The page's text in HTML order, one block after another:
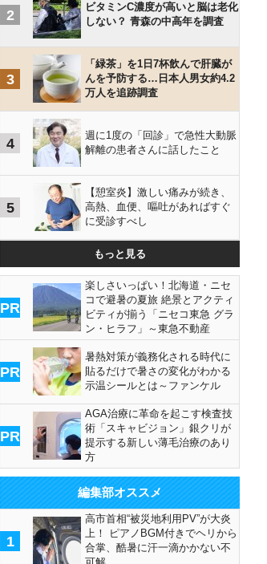
2
ビタミンC濃度が高いと脳は老化
しない？ 青森の中高年を調査
3
「緑茶」を1日7杯飲んで肝臓が
んを予防する…日本人男女約4.2
万人を追跡調査
4
週に1度の「回診」で急性大動脈
解離の患者さんに話したこと
5
【憩室炎】激しい痛みが続き、
高熱、血便、嘔吐があればすぐ
に受診すべし
もっと見る
PR
楽しさいっぱい！北海道・ニセ
コで避暑の夏旅 絶景とアクティ
ビティが揃う「ニセコ東急 グラ
ン・ヒラフ」～東急不動産
PR
暑熱対策が義務化される時代に
貼るだけで暑さの変化がわかる
示温シールとは～ファンケル
PR
AGA治療に革命を起こす検査技
術「スキャビジョン」銀クリが
提示する新しい薄毛治療のあり
方
編集部オススメ
1
高市首相“被災地利用PV”が大炎
上！ ピアノBGM付きでヘリから
合掌、酷暑に汗一滴かかない不